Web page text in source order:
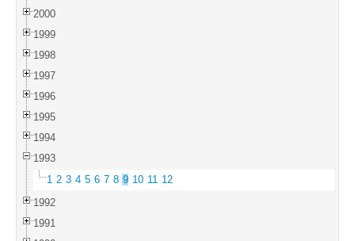
2000
1999
1998
1997
1996
1995
1994
1993
1 2 3 4 5 6 7 8 9 10 11 12
1992
1991